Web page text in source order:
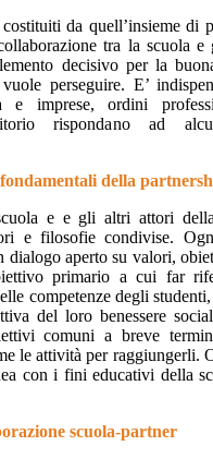
da quell’insieme di
tra la scuola
decisivo per la
perseguire. E’
e imprese, ordini
rispondano ad
della
e e gli altri attori
e filosofie condivise.
dialogo aperto su valori,
primario a cui far
competenze degli
del loro benessere
comuni a breve
le attività per raggiungerli.
con i fini educativi della
scuola-partner